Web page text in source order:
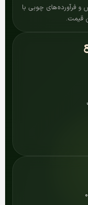
و فرآورده‌های چوبی با
قیمت.